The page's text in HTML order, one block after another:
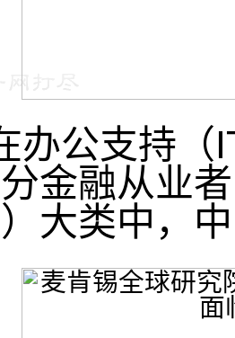
办公支持（
金融从业
大类中，